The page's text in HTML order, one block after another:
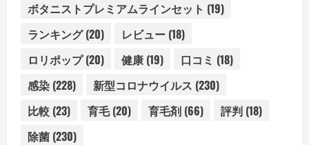
ボタニストプレミアムラインセット (19)
ランキング(20) レビュー (18)
ロリポップ(20) 健康 (19) 口コミ (18)
感染 (228) 新型コロナウイルス (230)
比較 (23) 育毛(20) 育毛剤 (66) 評判 (18)
除菌 (230)